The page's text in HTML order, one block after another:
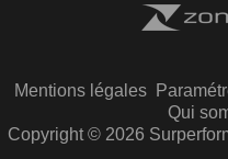
Mentions légales
Qui
Copyright © 2026